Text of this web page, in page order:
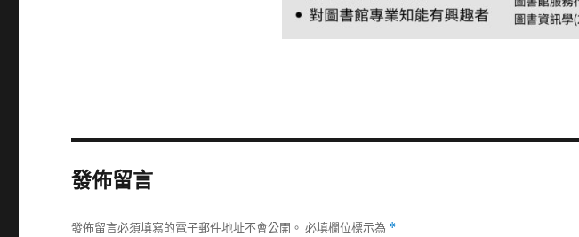
發佈留言
發佈留言必須填寫的電子郵件地址不會公開。 必填欄位標示為 *